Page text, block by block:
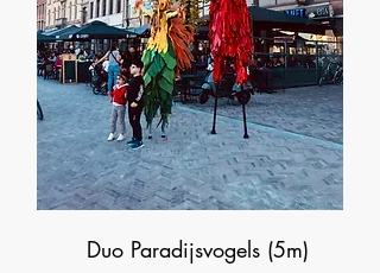
Duo Paradijsvogels (5m)